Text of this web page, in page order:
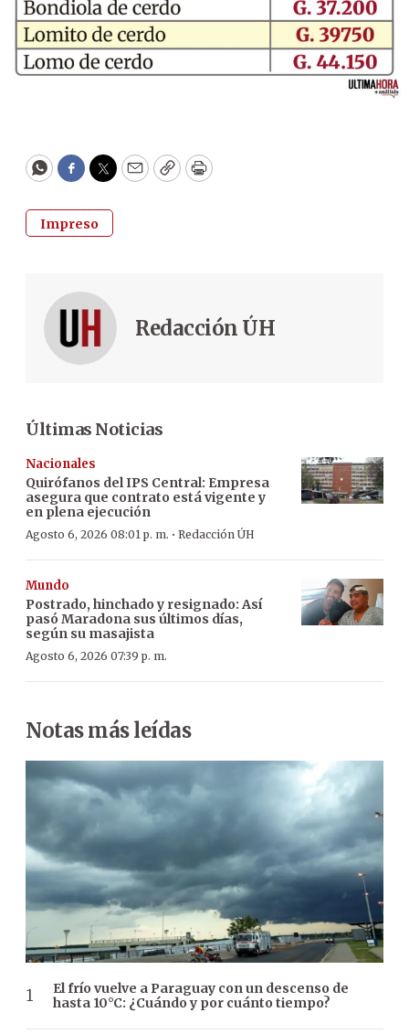
WhatsApp
Facebook
Twitter
EmailCopyPrint
Impreso
Redacción ÚH
Últimas Noticias
Nacionales
Quirófanos del IPS Central: Empresa
asegura que contrato está vigente y
en plena ejecución
Agosto 6, 2026 08:01 p. m. · Redacción ÚH
Mundo
Postrado, hinchado y resignado: Así
pasó Maradona sus últimos días,
según su masajista
Agosto 6, 2026 07:39 p. m.
Notas más leídas
El frío vuelve a Paraguay con un descenso de
hasta 10°C: ¿Cuándo y por cuánto tiempo?